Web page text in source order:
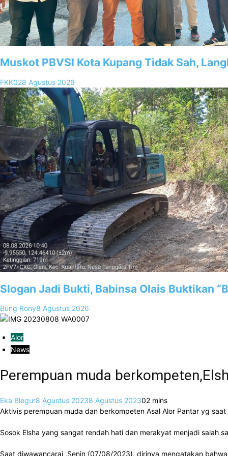
Muskot PBVSI Kota Kupang Tidak Sah,
FKK028 Agustus 2026
Slogan Jadi Bukti, Babinsa Olais Buktikan
Bung Rony8 Agustus 2026
Alor
News
Perempuan muda
Eka Blegur8 Agustus 20238 Agustus 202302 mins
Aktivis perempuan muda dan berkompeten Asal Alor Pantar yg
Sosok Elsha yang sangat rendah hati dan merakyat menjadi salah
Saat diwawancarai ,Senin (07/08/2023). dirinya mengatakan